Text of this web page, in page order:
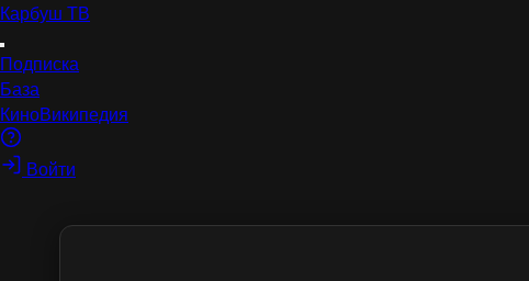
Карбуш ТВ
Подписка
База
КиноВикипедия
Войти